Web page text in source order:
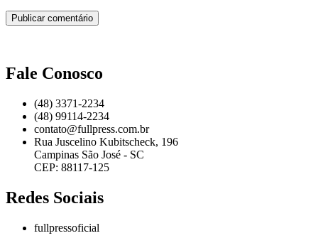
Fale Conosco
(48) 3371-2234
(48) 99114-2234
contato@fullpress.com.br
Rua Juscelino Kubitscheck, 196
Campinas São José - SC
CEP: 88117-125
Redes Sociais
fullpressoficial